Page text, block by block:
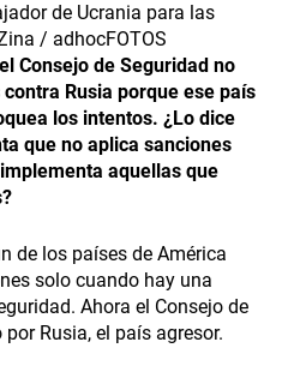
de Ucrania para las
/ adhocFOTOS
Consejo de Seguridad no
Rusia porque ese país
los intentos. ¿Lo dice
que no aplica sanciones
aquellas que
de los países de América
solo cuando hay una
Ahora el Consejo de
Rusia, el país agresor.